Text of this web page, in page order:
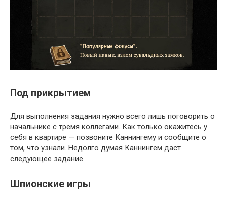
Под прикрытием
Для выполнения задания нужно всего лишь поговорить о
начальнике с тремя коллегами. Как только окажитесь у
себя в квартире — позвоните Каннингему и сообщите о
том, что узнали. Недолго думая Каннингем даст
следующее задание.
Шпионские игры